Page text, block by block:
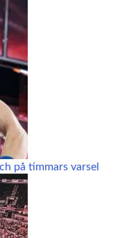
på timmars varsel